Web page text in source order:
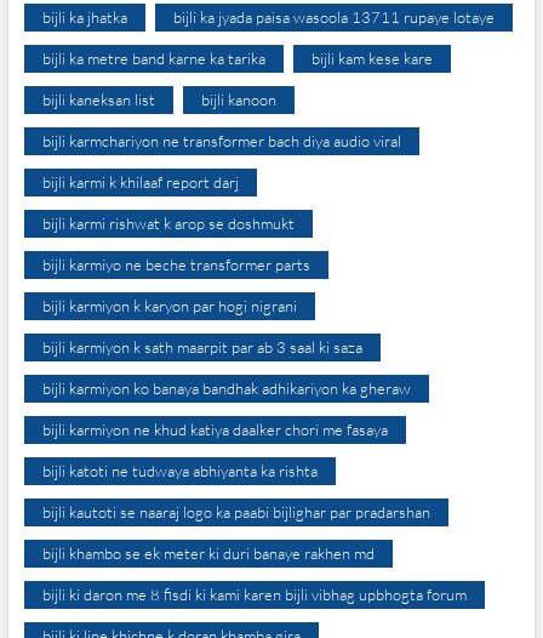
bijli ka jhatka bijli ka jyada paisa wasoola 13711 rupaye lotaye
bijli ka metre band karne ka tarika bijli kam kese kare
bijli kaneksan list bijli kanoon
bijli karmchariyon ne transformer bach diya audio viral
bijli karmi k khilaaf report darj
bijli karmi rishwat k arop se doshmukt
bijli karmiyo ne beche transformer parts
bijli karmiyon k karyon par hogi nigrani
bijli karmiyon k sath maarpit par ab 3 saal ki saza
bijli karmiyon ko banaya bandhak adhikariyon ka gheraw
bijli karmiyon ne khud katiya daalker chori me fasaya
bijli katoti ne tudwaya abhiyanta ka rishta
bijli kautoti se naaraj logo ka paabi bijlighar par pradarshan
bijli khambo se ek meter ki duri banaye rakhen md
bijli ki daron me 8 fisdi ki kami karen bijli vibhag upbhogta forum